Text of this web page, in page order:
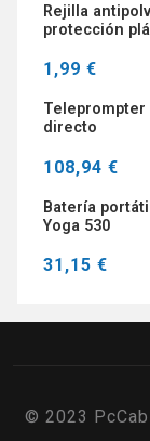
Rejilla
protección
1,99 €
Teleprompter
directo
108,94 €
Batería
Yoga 530
31,15 €
© 2023